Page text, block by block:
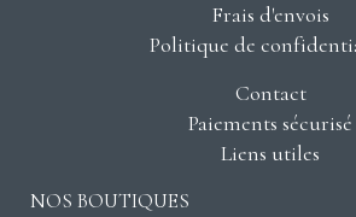
Frais d'envois
Politique de
Contact
Paiements sécurisé
Liens utiles
NOS BOUTIQUES